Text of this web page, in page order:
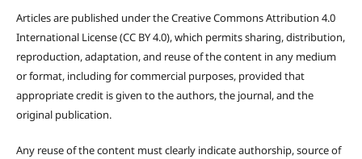
Articles are published under the Creative Commons Attribution 4.0
International License (CC BY 4.0), which permits sharing, distribution,
reproduction, adaptation, and reuse of the content in any medium
or format, including for commercial purposes, provided that
appropriate credit is given to the authors, the journal, and the
original publication.
Any reuse of the content must clearly indicate authorship, source of